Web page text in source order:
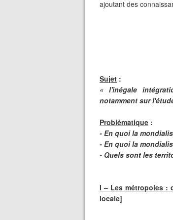
ajoutant des
Sujet :
« l'inégale
notamment sur
Problématique :
- En quoi la
- En quoi la
- Quels sont les
I – Les métropoles :
locale]